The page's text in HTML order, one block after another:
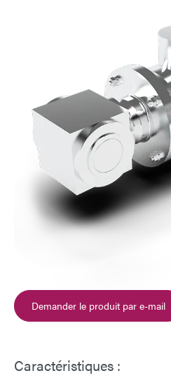
Envoyer le message
Demander le produit par e-mail
Caractéristiques :